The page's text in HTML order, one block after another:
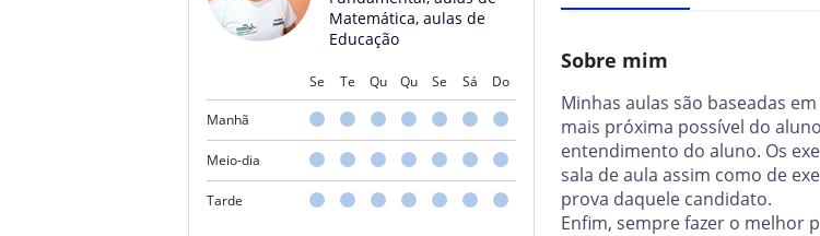
Matemática, aulas de
Educação
Se Te Qu Qu Se Sá Do
Manhã
Meio-dia
Tarde
Sobre mim
Minhas aulas são baseadas
mais próxima possível do
entendimento do aluno. Os
sala de aula assim como de
prova daquele candidato.
Enfim, sempre fazer o melhor